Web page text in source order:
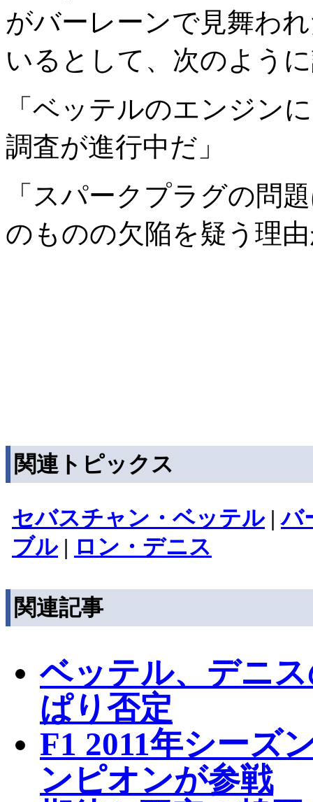
がバーレーンで見舞わ
いるとして、次のよう
「ベッテルのエンジン
調査が進行中だ」
「スパークプラグの問
のものの欠陥を疑う理
関連トピックス
セバスチャン・ベッテル|バ
ブル| ロン・デニス
関連記事
ベッテル、デニ
ぱり否定
F1 2011年シーズ
ンピオンが参戦